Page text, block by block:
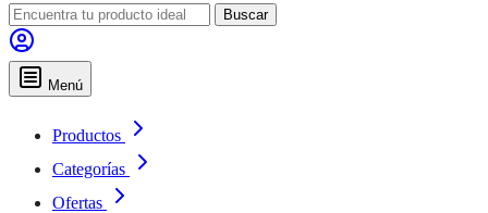
Buscar
Menú
Productos
Categorías
Ofertas